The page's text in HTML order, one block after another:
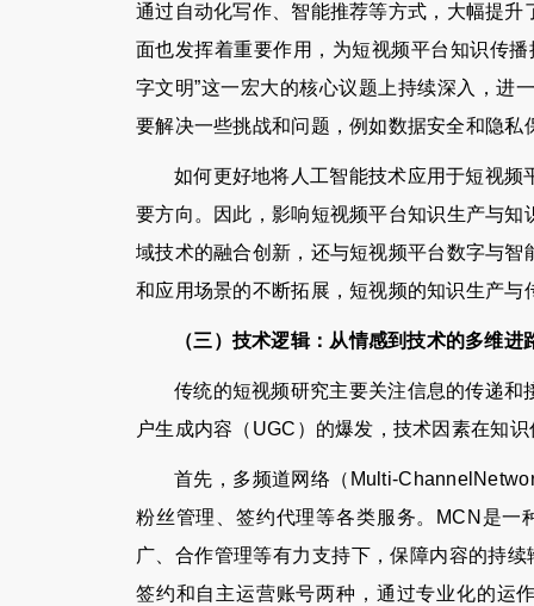
通过自动化写作、智能推荐等方式，大幅提
面也发挥着重要作用，为短视频平台知识传
字文明”这一宏大的核心议题上持续深入，进
要解决一些挑战和问题，例如数据安全和隐
如何更好地将人工智能技术应用于短视
要方向。因此，影响短视频平台知识生产与
域技术的融合创新，还与短视频平台数字与
和应用场景的不断拓展，短视频的知识生产
（三）技术逻辑：从情感到技术的多维进
传统的短视频研究主要关注信息的传递
户生成内容（UGC）的爆发，技术因素在知
首先，多频道网络（Multi-
粉丝管理、签约代理等各类服务。MCN是
广、合作管理等有力支持下，保障内容的持
签约和自主运营账号两种，通过专业化的运